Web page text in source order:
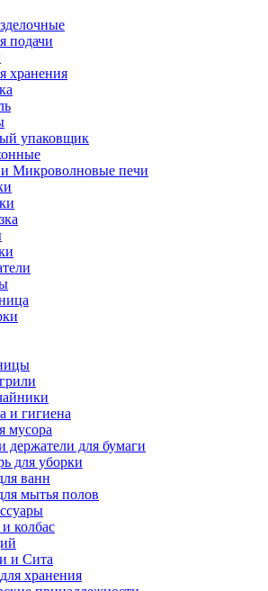
подачи
хранения
упаковщик
Микроволновые печи
и гигиена
мусора
держатели для бумаги
для уборки
ванн
мытья полов
колбас
и Сита
хранения